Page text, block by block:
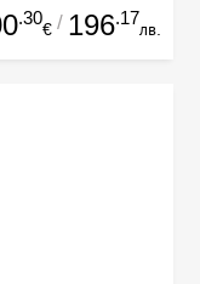
.30
€ / 196.17
лв.